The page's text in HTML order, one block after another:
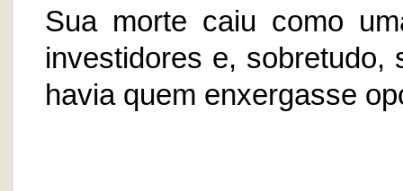
Sua morte caiu como
investidores e, sobretudo,
havia quem enxergasse